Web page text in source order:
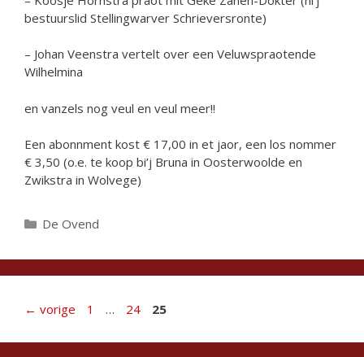
bestuurslid Stellingwarver Schrieversronte)
– Johan Veenstra vertelt over een Veluwspraotende
Wilhelmina
en vanzels nog veul en veul meer!!
Een abonnment kost € 17,00 in et jaor, een los nommer
€ 3,50 (o.e. te koop bi’j Bruna in Oosterwoolde en
Zwikstra in Wolvege)
Categorieën
De Ovend
← vorige Pagina
1 … Pagina
24 Pagina
25